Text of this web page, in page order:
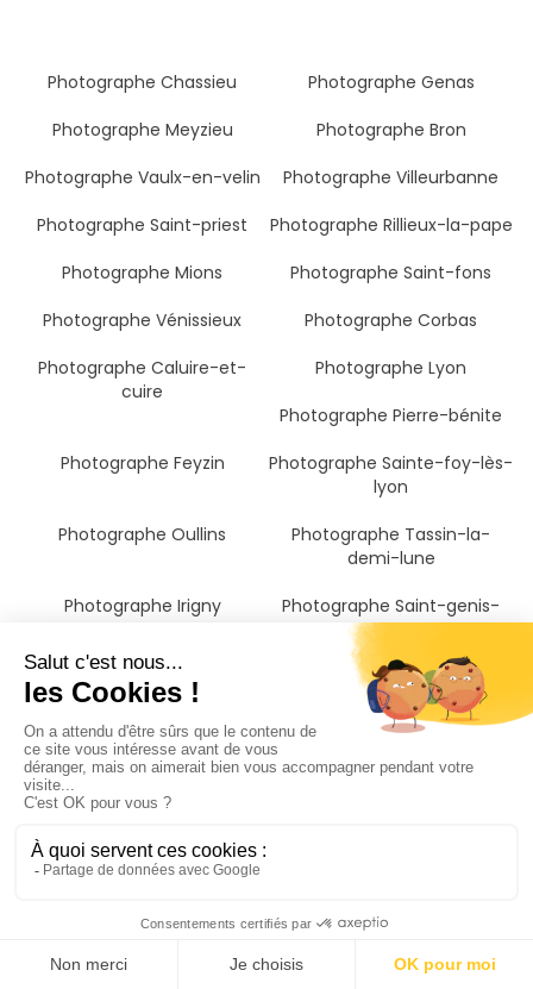
Photographe Chassieu
Photographe Genas
Photographe Meyzieu
Photographe Bron
Photographe Vaulx-en-velin
Photographe Villeurbanne
Photographe Saint-priest
Photographe Rillieux-la-pape
Photographe Mions
Photographe Saint-fons
Photographe Vénissieux
Photographe Corbas
Photographe Caluire-et-
cuire
Photographe Lyon
Photographe Pierre-bénite
Photographe Feyzin
Photographe Sainte-foy-lès-
lyon
Photographe Oullins
Photographe Tassin-la-
demi-lune
Photographe Irigny
Photographe Saint-genis-
laval
Photographe Francheville
Photographe Écully
Photographe Chaponost
Photographe Dardilly
Photographe Brignais
Photographe Craponne
Photographe L'isle-d'abeau
Photographe Villefranche-
Photographe Rive-de-gier
Photographe Ambérieu-en-